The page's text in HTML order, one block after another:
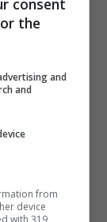
di
e
the
and
and
from
device
with 319